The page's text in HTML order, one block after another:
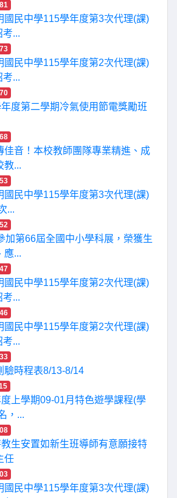
國民中學115學年度第3次代理(課)
考...
國民中學115學年度第2次代理(課)
考...
度第二學期冷氣使用節電獎勵班
佳音！本校教師團隊專業精進、成
教...
國民中學115學年度第3次代理(課)
...
加第66屆全國中小學科展，榮獲生
應...
國民中學115學年度第2次代理(課)
考...
國民中學115學年度第2次代理(課)
考...
驗時程表8/13-8/14
上學期09-01月特色遊學課程(學
，...
生安置如新生班導師有意願接特
任
國民中學115學年度第3次代理(課)